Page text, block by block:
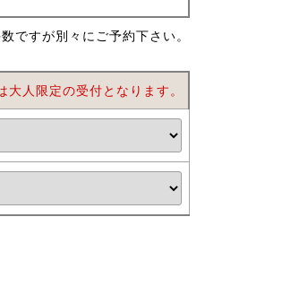
ですが別々にご予約下さい。
大人限定の受付となります。